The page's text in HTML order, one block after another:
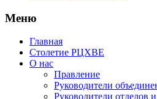
Меню
Главная
Столетие РЦХВЕ
О нас
Правление
Руководители
Руководители отделов